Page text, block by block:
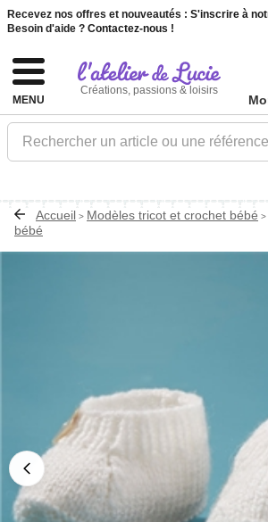
Recevez nos offres et nouveautés : S'inscrire à
Besoin d'aide ? Contactez-nous !
MENU
Créations, passions & loisirs
Rechercher un article ou une référence
Accueil > Modèles tricot et crochet bébé >
bébé